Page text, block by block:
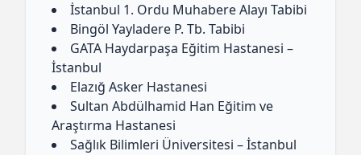
İstanbul 1. Ordu Muhabere Alayı Tabibi
Bingöl Yayladere P. Tb. Tabibi
GATA Haydarpaşa Eğitim Hastanesi –
İstanbul
Elazığ Asker Hastanesi
Sultan Abdülhamid Han Eğitim ve
Araştırma Hastanesi
Sağlık Bilimleri Üniversitesi – İstanbul